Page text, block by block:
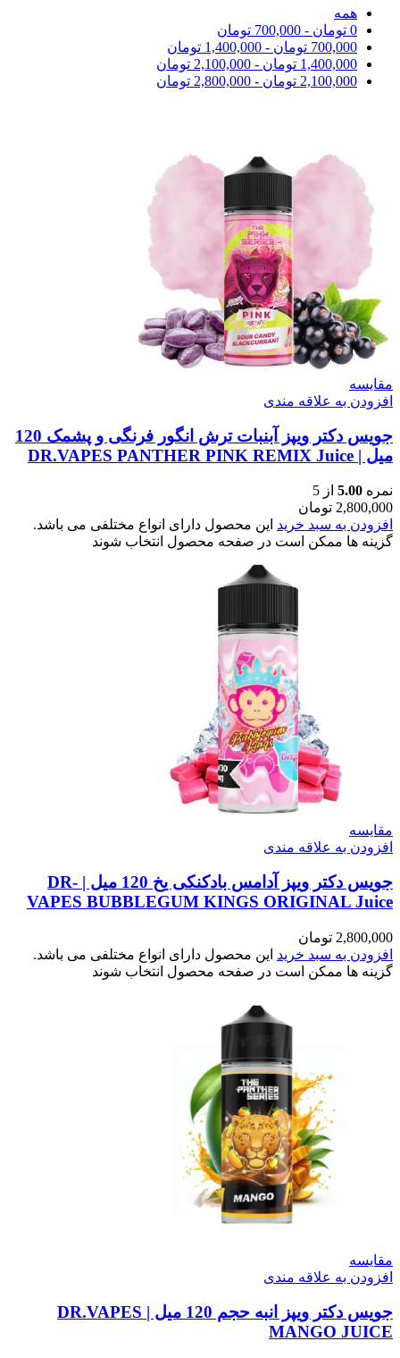
همه
0 تومان -
700,000 تومان
700,000 تومان -
1,400,000 تومان
1,400,000 تومان -
2,100,000 تومان
2,100,000 تومان -
2,800,000 تومان
مقایسه
افزودن به علاقه مندی
جویس دکتر ویپز آبنبات ترش انگور فرنگی و پشمک 120
میل | DR.VAPES PANTHER PINK REMIX Juice
نمره 5.00 از 5
2,800,000 تومان
افزودن به سبد خرید این محصول دارای انواع مختلفی می باشد.
گزینه ها ممکن است در صفحه محصول انتخاب شوند
مقایسه
افزودن به علاقه مندی
جویس دکتر ویپز آدامس بادکنکی یخ 120 میل | DR-
VAPES BUBBLEGUM KINGS ORIGINAL Juice
2,800,000 تومان
افزودن به سبد خرید این محصول دارای انواع مختلفی می باشد.
گزینه ها ممکن است در صفحه محصول انتخاب شوند
مقایسه
افزودن به علاقه مندی
جویس دکتر ویپز انبه حجم 120 میل | DR.VAPES
MANGO JUICE